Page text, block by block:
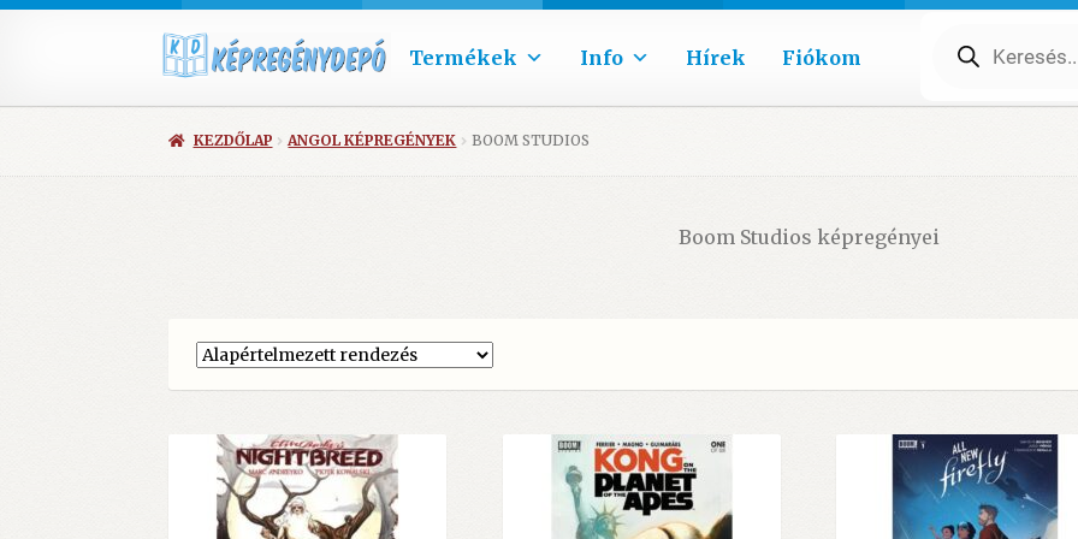
Termékek Info Hírek Fiókom search
KEZDŐLAP ANGOL KÉPREGÉNYEK BOOM STUDIOS
Boom Studios képregényei